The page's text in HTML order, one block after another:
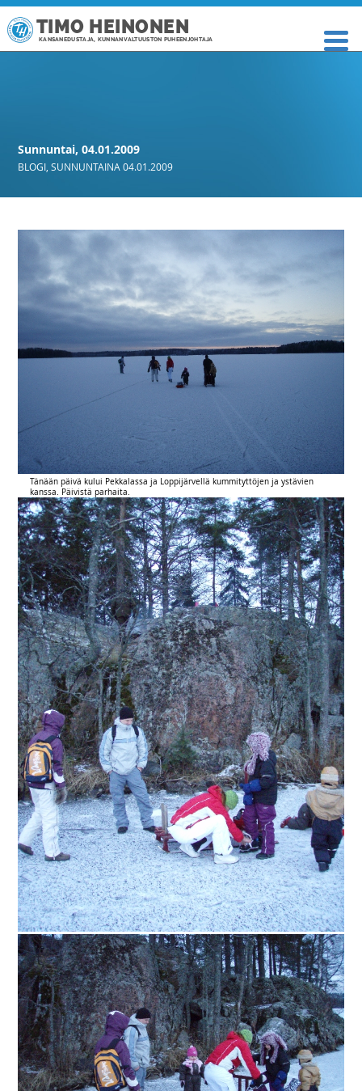
TIMO HEINONEN
KANSANEDUSTAJA, KUNNANVALTUUSTON PUHEENJOHTAJA
Sunnuntai, 04.01.2009
BLOGI ,SUNNUNTAINA 04.01.2009
Tänään päivä kului Pekkalassa ja Loppijärvellä kummityttöjen ja ystävien
kanssa. Päivistä parhaita.